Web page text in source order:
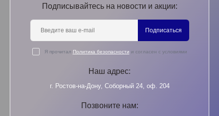
Подписывайтесь на новости и акции:
Подписаться
Я прочитал Политика безопасности и согласен с условиями
Наш адрес:
г. Ростов-на-Дону, Соборный 24, оф. 204
Позвоните нам: